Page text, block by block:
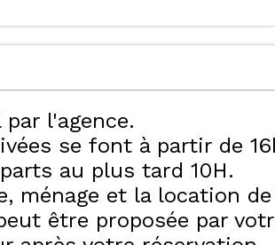
l'agence
se font à partir de
au plus tard 10H
ménage et la location de
être proposée par